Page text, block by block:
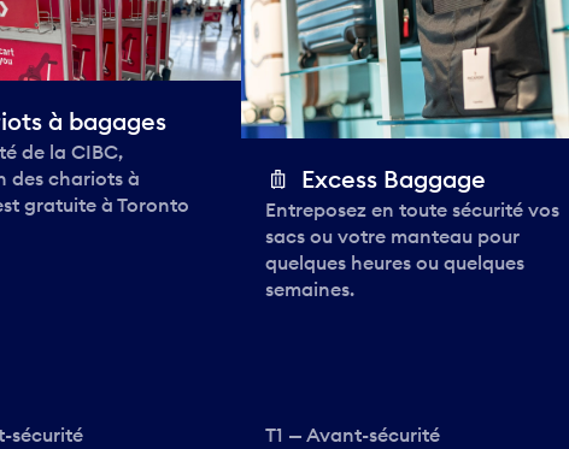
à bagages
de la CIBC,
des chariots à
gratuite à Toronto
sécurité
Excess Baggage
Entreposez en toute sécurité vos
sacs ou votre manteau pour
quelques heures ou quelques
semaines.
T1 — Avant-sécurité